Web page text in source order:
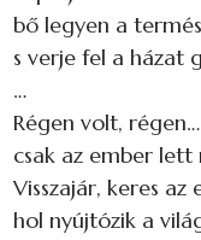
bő legyen a
s verje fel a házat
…
Régen volt,
csak az ember lett
Visszajár, keres az
hol nyújtózik a